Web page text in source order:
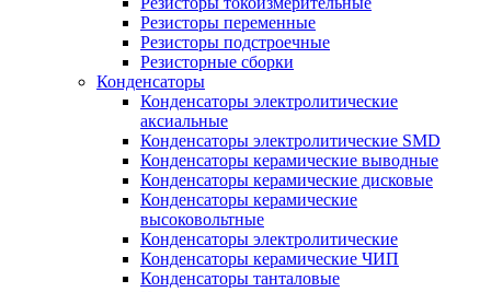
Резисторы переменные
Резисторы подстроечные
Резисторные сборки
Конденсаторы
Конденсаторы электролитические
аксиальные
Конденсаторы электролитические SMD
Конденсаторы керамические выводные
Конденсаторы керамические дисковые
Конденсаторы керамические
высоковольтные
Конденсаторы электролитические
Конденсаторы керамические ЧИП
Конденсаторы танталовые